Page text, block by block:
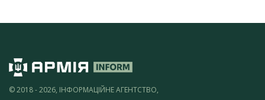
© 2018 - 2026, ІНФОРМАЦІЙНЕ АГЕНТСТВО,